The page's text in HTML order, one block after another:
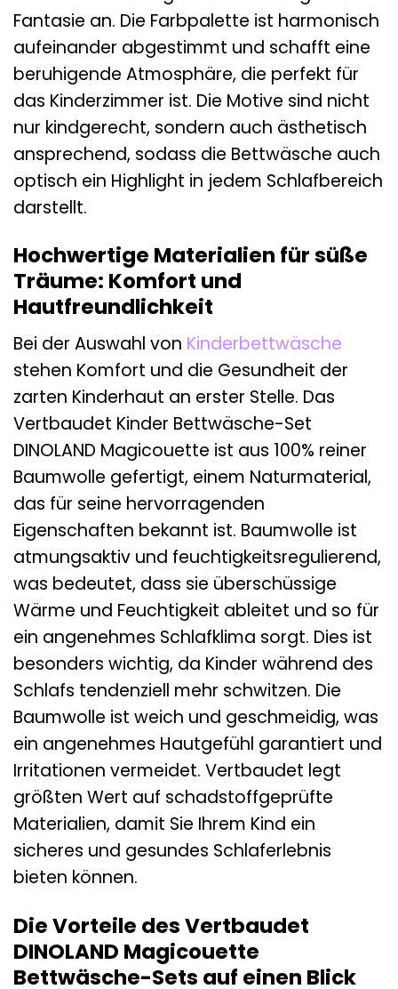
Fantasie an. Die Farbpalette ist harmonisch
aufeinander abgestimmt und schafft eine
beruhigende Atmosphäre, die perfekt für
das Kinderzimmer ist. Die Motive sind nicht
nur kindgerecht, sondern auch ästhetisch
ansprechend, sodass die Bettwäsche auch
optisch ein Highlight in jedem Schlafbereich
darstellt.
Hochwertige Materialien für süße
Träume: Komfort und
Hautfreundlichkeit
Bei der Auswahl von Kinderbettwäsche
stehen Komfort und die Gesundheit der
zarten Kinderhaut an erster Stelle. Das
Vertbaudet Kinder Bettwäsche-Set
DINOLAND Magicouette ist aus 100% reiner
Baumwolle gefertigt, einem Naturmaterial,
das für seine hervorragenden
Eigenschaften bekannt ist. Baumwolle ist
atmungsaktiv und feuchtigkeitsregulierend,
was bedeutet, dass sie überschüssige
Wärme und Feuchtigkeit ableitet und so für
ein angenehmes Schlafklima sorgt. Dies ist
besonders wichtig, da Kinder während des
Schlafs tendenziell mehr schwitzen. Die
Baumwolle ist weich und geschmeidig, was
ein angenehmes Hautgefühl garantiert und
Irritationen vermeidet. Vertbaudet legt
größten Wert auf schadstoffgeprüfte
Materialien, damit Sie Ihrem Kind ein
sicheres und gesundes Schlaferlebnis
bieten können.
Die Vorteile des Vertbaudet
DINOLAND Magicouette
Bettwäsche-Sets auf einen Blick